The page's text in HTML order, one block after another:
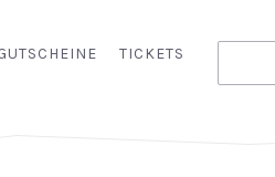
TICKETS